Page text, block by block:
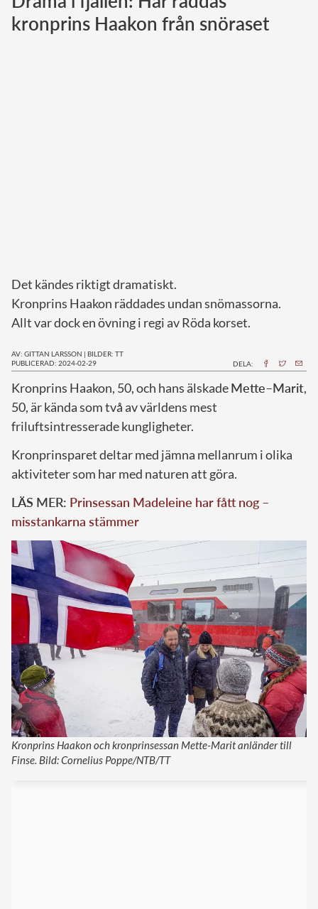
Norska kungahuset
kronprins Haakon från snöraset
Det kändes riktigt dramatiskt.
Kronprins Haakon räddades undan snömassorna.
Allt var dock en övning i regi av Röda korset.
AV: GITTAN LARSSON | BILDER: TT
PUBLICERAD: 2024-02-29
DELA:
Kronprins Haakon, 50, och hans älskadeMette–Marit,
50, är kända som två av världens mest
friluftsintresserade kungligheter.
Kronprinsparet deltar med jämna mellanrum i olika
aktiviteter som har med naturen att göra.
LÄS MER: Prinsessan Madeleine har fått nog –
misstankarna stämmer
Kronprins Haakon och kronprinsessan Mette-Marit anländer till
Finse. Bild: Cornelius Poppe/NTB/TT